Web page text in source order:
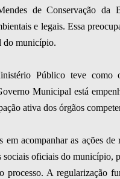
de Conservação da
e legais. Essa
do município.
Público teve como
Municipal está
ativa dos órgãos
em acompanhar as ações
sociais oficiais do município,
processo. A regularização